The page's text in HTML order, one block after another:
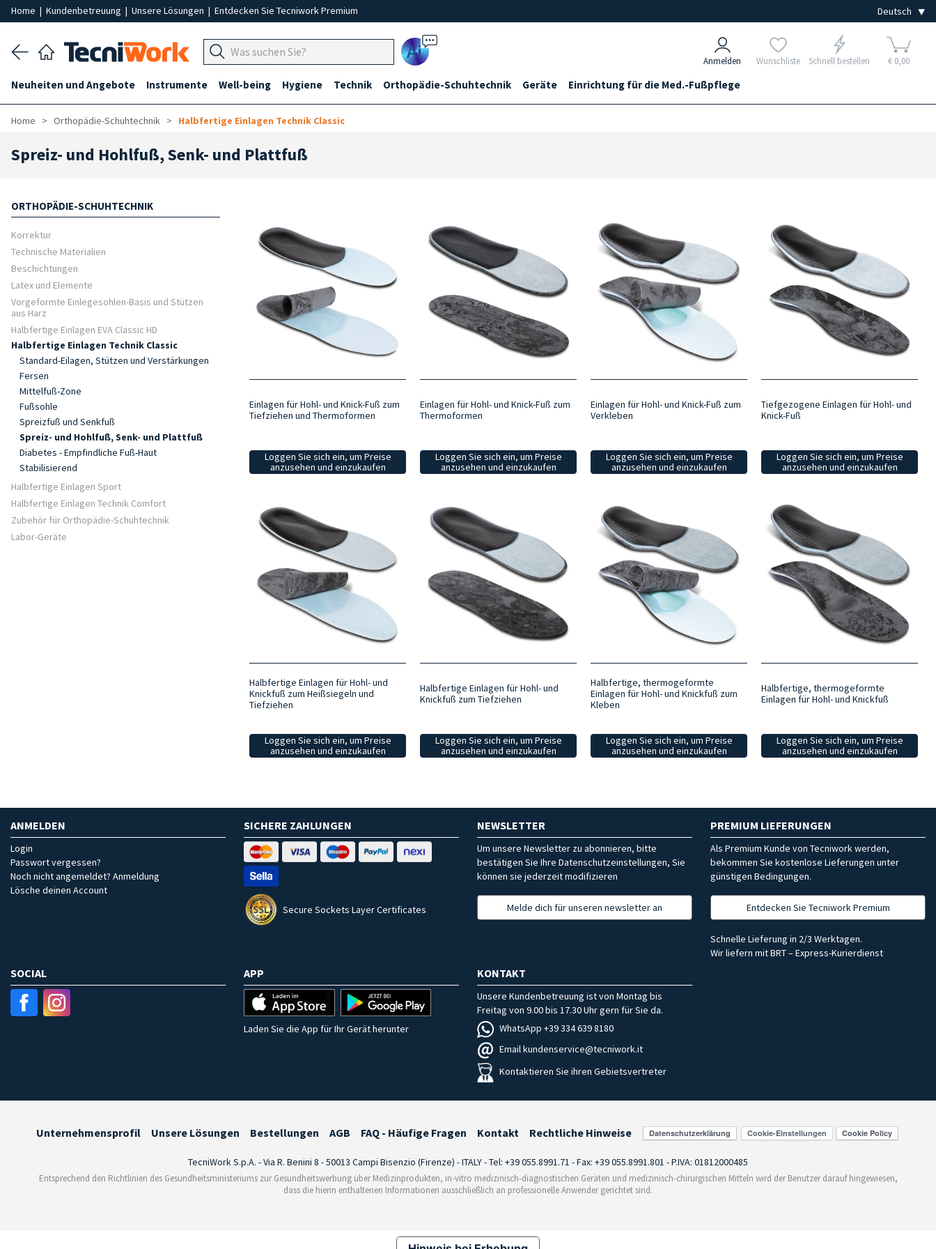
Home | Kundenbetreuung | Unsere Lösungen | Entdecken Sie Tecniwork Premium
Ai Anmelden Wunschliste Schnell bestellen € 0,00
Neuheiten und Angebote Instrumente Well-being Hygiene Technik Orthopädie-Schuhtechnik Geräte Einrichtung für die Med.-Fußpflege
Home Orthopädie-Schuhtechnik Halbfertige Einlagen Technik Classic
Spreiz- und Hohlfuß, Senk- und Plattfuß
ORTHOPÄDIE-SCHUHTECHNIK
Korrektur
Technische Materialien
Beschichtungen
Latex und Elemente
Vorgeformte Einlegesohlen-Basis und Stützen
aus Harz
Halbfertige Einlagen EVA Classic HD
Halbfertige Einlagen Technik Classic
Standard-Eilagen, Stützen und Verstärkungen
Fersen
Mittelfuß-Zone
Fußsohle
Spreizfuß und Senkfuß
Spreiz- und Hohlfuß, Senk- und Plattfuß
Diabetes - Empfindliche Fuß-Haut
Stabilisierend
Halbfertige Einlagen Sport
Halbfertige Einlagen Technik Comfort
Zubehör für Orthopädie-Schuhtechnik
Labor-Geräte
Einlagen für Hohl- und Knick-Fuß zum
Tiefziehen und Thermoformen
Loggen Sie sich ein, um Preise
anzusehen und einzukaufen
Einlagen für Hohl- und Knick-Fuß zum
Thermoformen
Loggen Sie sich ein, um Preise
anzusehen und einzukaufen
Einlagen für Hohl- und Knick-Fuß zum
Verkleben
Loggen Sie sich ein, um Preise
anzusehen und einzukaufen
Tiefgezogene Einlagen für Hohl- und
Knick-Fuß
Loggen Sie sich ein, um Preise
anzusehen und einzukaufen
Halbfertige Einlagen für Hohl- und
Knickfuß zum Heißsiegeln und
Tiefziehen
Loggen Sie sich ein, um Preise
anzusehen und einzukaufen
Halbfertige Einlagen für Hohl- und
Knickfuß zum Tiefziehen
Loggen Sie sich ein, um Preise
anzusehen und einzukaufen
Halbfertige, thermogeformte
Einlagen für Hohl- und Knickfuß zum
Kleben
Loggen Sie sich ein, um Preise
anzusehen und einzukaufen
Halbfertige, thermogeformte
Einlagen für Hohl- und Knickfuß
Loggen Sie sich ein, um Preise
anzusehen und einzukaufen
ANMELDEN
Login
Passwort vergessen?
Noch nicht angemeldet? Anmeldung
Lösche deinen Account
SICHERE ZAHLUNGEN
Secure Sockets Layer Certificates
NEWSLETTER
Um unsere Newsletter zu abonnieren, bitte
bestätigen Sie Ihre Datenschutzeinstellungen, Sie
können sie jederzeit modifizieren
Melde dich für unseren newsletter an
PREMIUM LIEFERUNGEN
Als Premium Kunde von Tecniwork werden,
bekommen Sie kostenlose Lieferungen unter
günstigen Bedingungen.
Entdecken Sie Tecniwork Premium
Schnelle Lieferung in 2/3 Werktagen.
Wir liefern mit BRT – Express-Kurierdienst
SOCIAL APP
Laden Sie die App für Ihr Gerät herunter
KONTAKT
Unsere Kundenbetreuung ist von Montag bis
Freitag von 9.00 bis 17.30 Uhr gern für Sie da.
WhatsApp +39 334 639 8180
Email kundenservice@tecniwork.it
Kontaktieren Sie ihren Gebietsvertreter
Unternehmensprofil Unsere Lösungen Bestellungen AGB FAQ - Häufige Fragen Kontakt Rechtliche Hinweise Cookie-Einstellungen
TecniWork S.p.A. - Via R. Benini 8 - 50013 Campi Bisenzio (Firenze) - ITALY - Tel: +39 055.8991.71 - Fax: +39 055.8991.801 - P.IVA: 01812000485
Entsprechend den Richtlinien des Gesundheitsministeriums zur Gesundheitswerbung über Medizinprodukten, in-vitro medizinisch-diagnostischen Geräten und medizinisch-chirurgischen Mitteln wird der Benutzer darauf hingewiesen,
dass die hierin enthaltenen Informationen ausschließlich an professionelle Anwender gerichtet sind.